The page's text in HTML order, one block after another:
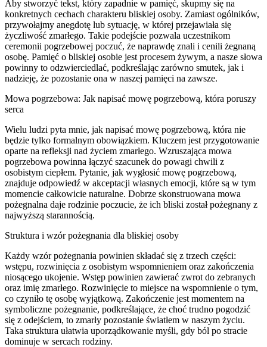
Aby stworzyć tekst, który zapadnie w pamięć, skupmy się na
konkretnych cechach charakteru bliskiej osoby. Zamiast ogólników,
przywołajmy anegdotę lub sytuację, w której przejawiała się
życzliwość zmarłego. Takie podejście pozwala uczestnikom
ceremonii pogrzebowej poczuć, że naprawdę znali i cenili żegnaną
osobę. Pamięć o bliskiej osobie jest procesem żywym, a nasze słowa
powinny to odzwierciedlać, podkreślając zarówno smutek, jak i
nadzieję, że pozostanie ona w naszej pamięci na zawsze.
Mowa pogrzebowa: Jak napisać mowę pogrzebową, która poruszy
serca
Wielu ludzi pyta mnie, jak napisać mowę pogrzebową, która nie
będzie tylko formalnym obowiązkiem. Kluczem jest przygotowanie
oparte na refleksji nad życiem zmarłego. Wzruszająca mowa
pogrzebowa powinna łączyć szacunek do powagi chwili z
osobistym ciepłem. Pytanie, jak wygłosić mowę pogrzebową,
znajduje odpowiedź w akceptacji własnych emocji, które są w tym
momencie całkowicie naturalne. Dobrze skonstruowana mowa
pożegnalna daje rodzinie poczucie, że ich bliski został pożegnany z
najwyższą starannością.
Struktura i wzór pożegnania dla bliskiej osoby
Każdy wzór pożegnania powinien składać się z trzech części:
wstępu, rozwinięcia z osobistym wspomnieniem oraz zakończenia
niosącego ukojenie. Wstęp powinien zawierać zwrot do zebranych
oraz imię zmarłego. Rozwinięcie to miejsce na wspomnienie o tym,
co czyniło tę osobę wyjątkową. Zakończenie jest momentem na
symboliczne pożegnanie, podkreślające, że choć trudno pogodzić
się z odejściem, to zmarły pozostanie światłem w naszym życiu.
Taka struktura ułatwia uporządkowanie myśli, gdy ból po stracie
dominuje w sercach rodziny.